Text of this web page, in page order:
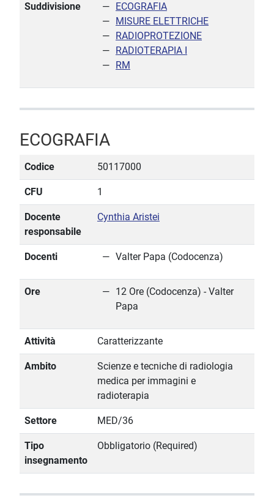
Suddivisione
ECOGRAFIA
MISURE ELETTRICHE
RADIOPROTEZIONE
RADIOTERAPIA I
RM
ECOGRAFIA
Codice 50117000
CFU 1
Docente
responsabile
Cynthia Aristei
Docenti Valter Papa (Codocenza)
Ore
12 Ore (Codocenza) - Valter
Papa
Attività Caratterizzante
Ambito
Scienze e tecniche di radiologia
medica per immagini e
radioterapia
Settore MED/36
Tipo
insegnamento
Obbligatorio (Required)